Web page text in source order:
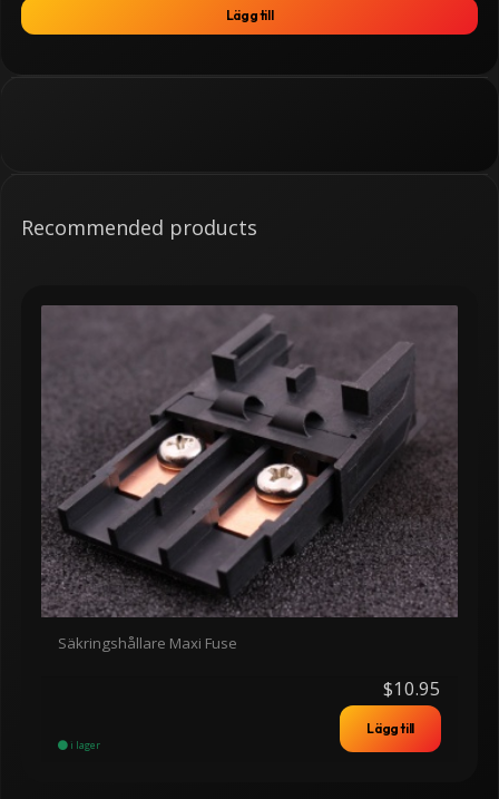
Lägg till
Recommended products
Säkringshållare Maxi Fuse
$10.95
i lager
Lägg till